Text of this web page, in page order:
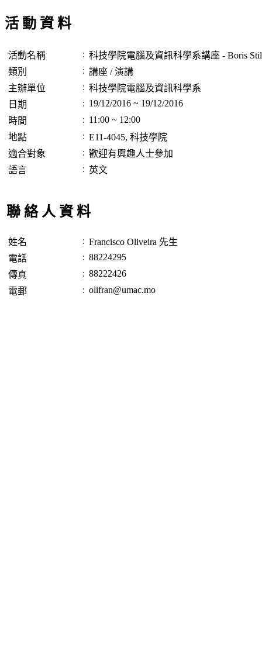
活 動 資 料
活動名稱 : 科技學院電腦及資訊科學系講座 - Boris
類別
: 講座 / 演講
主辦單位
: 科技學院電腦及資訊科學系
日期
: 19/12/2016 ~ 19/12/2016
時間
: 11:00 ~ 12:00
地點
: E11-4045, 科技學院
適合對象
: 歡迎有興趣人士參加
語言
: 英文
聯 絡 人 資 料
姓名 : Francisco Oliveira 先生
電話
: 88224295
傳真
: 88222426
電郵
: olifran@umac.mo